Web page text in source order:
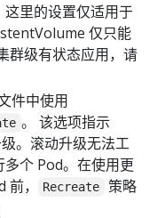
里的设置仅适用于
仅只能
群级有状态应用，请
件中使用
。 该选项指示
。滚动升级无法工
个 Pod。在使用更
，
Recreate
策略